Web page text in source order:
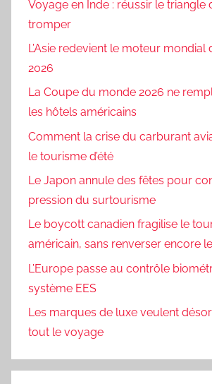
Voyage en Inde : réussir le triangle
tromper
L’Asie redevient le moteur
2026
La Coupe du monde 2026 ne
les hôtels américains
Comment la crise du carburant
le tourisme d’été
Le Japon annule des fêtes pour
pression du surtourisme
Le boycott canadien fragilise le
américain, sans renverser encore
L’Europe passe au contrôle
système EES
Les marques de luxe veulent
tout le voyage